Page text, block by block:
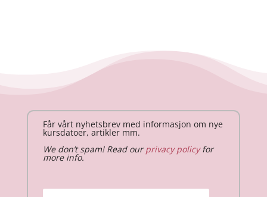
Får vårt nyhetsbrev med informasjon om nye
kursdatoer, artikler mm.
We don’t spam! Read ourprivacy policyfor
more info.